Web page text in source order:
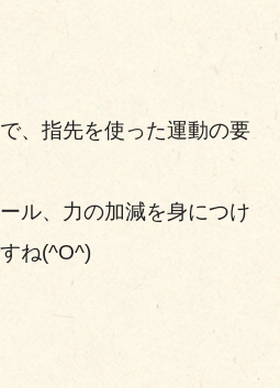
、指先を使った運動の要
ル、力の加減を身につけ
ね(^O^)